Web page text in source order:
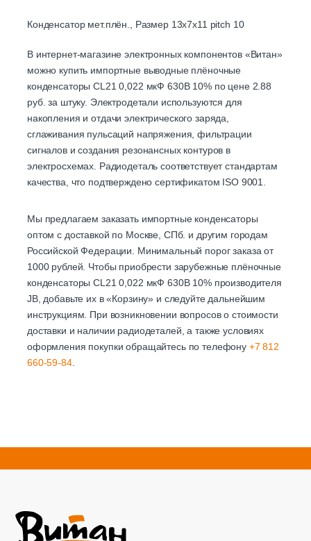
Конденсатор мет.плён., Размер 13х7х11 pitch 10
В интернет-магазине электронных компонентов «Витан»
можно купить импортные выводные плёночные
конденсаторы CL21 0,022 мкФ 630В 10% по цене 2.88
руб. за штуку. Электродетали используются для
накопления и отдачи электрического заряда,
сглаживания пульсаций напряжения, фильтрации
сигналов и создания резонансных контуров в
электросхемах. Радиодеталь соответствует стандартам
качества, что подтверждено сертификатом ISO 9001.
Мы предлагаем заказать импортные конденсаторы
оптом с доставкой по Москве, СПб. и другим городам
Российской Федерации. Минимальный порог заказа от
1000 рублей. Чтобы приобрести зарубежные плёночные
конденсаторы CL21 0,022 мкФ 630В 10% производителя
JB, добавьте их в «Корзину» и следуйте дальнейшим
инструкциям. При возникновении вопросов о стоимости
доставки и наличии радиодеталей, а также условиях
оформления покупки обращайтесь по телефону +7 812
660-59-84.